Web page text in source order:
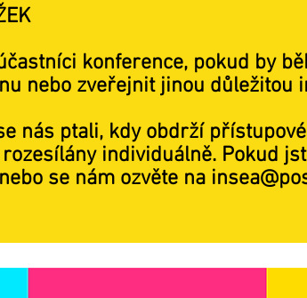
konference, pokud by
nebo zveřejnit jinou důležitou
nás ptali, kdy obdrží
individuálně. Pokud
se nám ozvěte na